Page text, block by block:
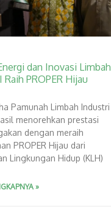
dan Inovasi Limbah
Raih PROPER Hijau
Pamunah Limbah Industri
menorehkan prestasi
dengan meraih
PROPER Hijau dari
Lingkungan Hidup (KLH)
»